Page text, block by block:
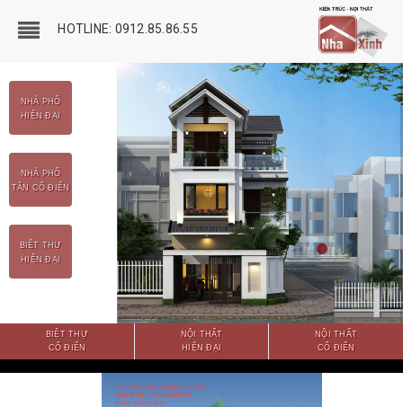
HOTLINE: 0912.85.86.55
NHÀ PHỐ
HIỆN ĐẠI
NHÀ PHỐ
TÂN CỔ ĐIỂN
BIỆT THỰ
HIỆN ĐẠI
BIỆT THỰ
CỔ ĐIỂN
NỘI THẤT
HIỆN ĐẠI
NỘI THẤT
CỔ ĐIỂN